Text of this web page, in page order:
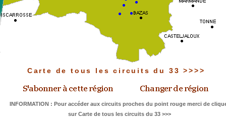
Carte de tous les circuits du 33 >>>>
INFORMATION : Pour accéder aux circuits proches du point rouge merci de
sur Carte de tous les circuits du 33 >>>